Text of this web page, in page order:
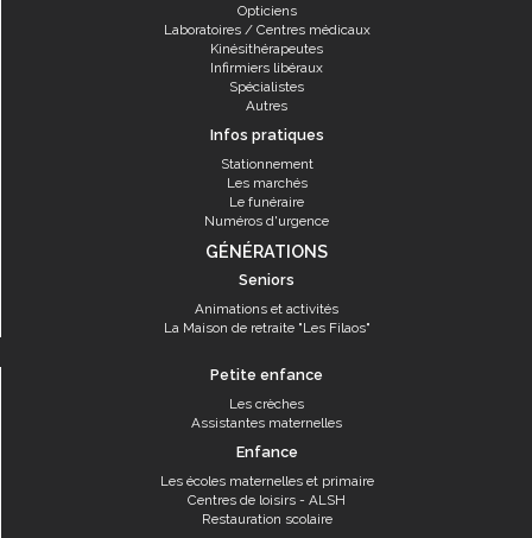
Opticiens
Laboratoires / Centres médicaux
Kinésithérapeutes
Infirmiers libéraux
Spécialistes
Autres
Infos pratiques
Stationnement
Les marchés
Le funéraire
Numéros d'urgence
GÉNÉRATIONS
Seniors
Animations et activités
La Maison de retraite "Les Filaos"
Petite enfance
Les crèches
Assistantes maternelles
Enfance
Les écoles maternelles et primaire
Centres de loisirs - ALSH
Restauration scolaire